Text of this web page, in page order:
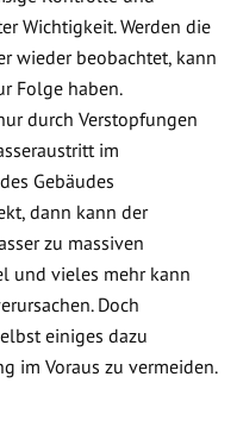
Wichtigkeit. Werden die
wieder beobachtet, kann
Folge haben.
durch Verstopfungen
im
Gebäudes
dann kann der
zu massiven
und vieles mehr kann
Doch
einiges dazu
im Voraus zu vermeiden.